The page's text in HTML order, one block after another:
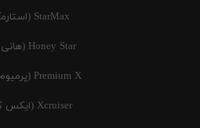
StarMax (استارمکس)
Honey Star (هانی استار)
Premium X (پرمیوم ایکس)
Xcruiser (ایکس کروزر)